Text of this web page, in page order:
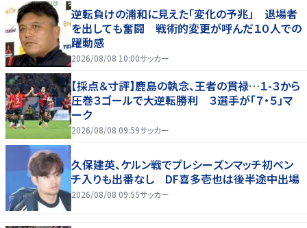
逆転負けの浦和に見えた「変化の予兆」 退場者
を出しても奮闘 戦術的変更が呼んだ１０人での
躍動感
2026/08/08 10:00サッカー
【採点＆寸評】鹿島の執念、王者の貫禄…１-３から
圧巻３ゴールで大逆転勝利 ３選手が「７・５」マ
ーク
2026/08/08 09:59サッカー
久保建英、ケルン戦でプレシーズンマッチ初ベン
チ入りも出番なし DF喜多壱也は後半途中出場
2026/08/08 09:55サッカー